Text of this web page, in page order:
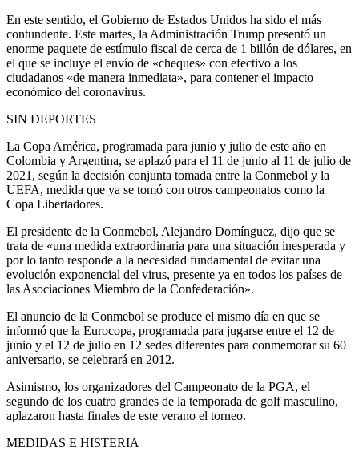
En este sentido, el Gobierno de Estados Unidos ha sido el más
contundente. Este martes, la Administración Trump presentó un
enorme paquete de estímulo fiscal de cerca de 1 billón de dólares, en
el que se incluye el envío de «cheques» con efectivo a los
ciudadanos «de manera inmediata», para contener el impacto
económico del coronavirus.
SIN DEPORTES
La Copa América, programada para junio y julio de este año en
Colombia y Argentina, se aplazó para el 11 de junio al 11 de julio de
2021, según la decisión conjunta tomada entre la Conmebol y la
UEFA, medida que ya se tomó con otros campeonatos como la
Copa Libertadores.
El presidente de la Conmebol, Alejandro Domínguez, dijo que se
trata de «una medida extraordinaria para una situación inesperada y
por lo tanto responde a la necesidad fundamental de evitar una
evolución exponencial del virus, presente ya en todos los países de
las Asociaciones Miembro de la Confederación».
El anuncio de la Conmebol se produce el mismo día en que se
informó que la Eurocopa, programada para jugarse entre el 12 de
junio y el 12 de julio en 12 sedes diferentes para conmemorar su 60
aniversario, se celebrará en 2012.
Asimismo, los organizadores del Campeonato de la PGA, el
segundo de los cuatro grandes de la temporada de golf masculino,
aplazaron hasta finales de este verano el torneo.
MEDIDAS E HISTERIA